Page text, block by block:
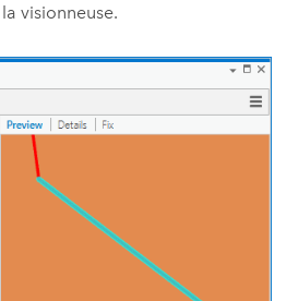
visionneuse.